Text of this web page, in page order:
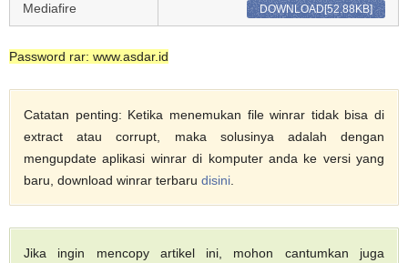
Mediafire DOWNLOAD[52.88KB]
Password rar: www.asdar.id
Catatan penting: Ketika menemukan file winrar tidak bisa di
extract atau corrupt, maka solusinya adalah dengan
mengupdate aplikasi winrar di komputer anda ke versi yang
baru, download winrar terbaru disini.
Jika ingin mencopy artikel ini, mohon cantumkan juga